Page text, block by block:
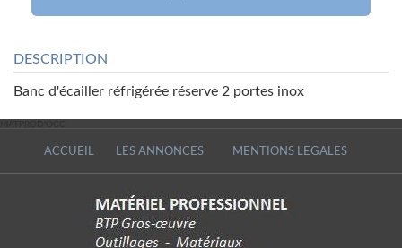
DESCRIPTION
Banc d'écailler réfrigérée réserve 2 portes inox
ACCUEIL LES ANNONCES MENTIONS LEGALES